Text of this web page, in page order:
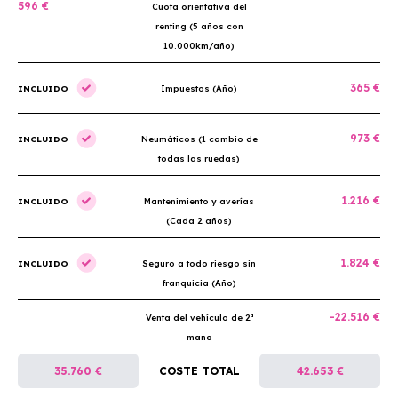
596 €
Cuota orientativa del
renting (5 años con
10.000km/año)
INCLUIDO Impuestos (Año) 365 €
INCLUIDO
Neumáticos (1 cambio de
todas las ruedas)
973 €
INCLUIDO
Mantenimiento y averías
(Cada 2 años)
1.216 €
INCLUIDO
Seguro a todo riesgo sin
franquicia (Año)
1.824 €
Venta del vehículo de 2ª
mano
-22.516 €
35.760 € COSTE TOTAL 42.653 €